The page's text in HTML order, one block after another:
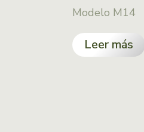
Modelo M14
Leer más